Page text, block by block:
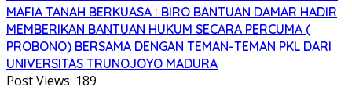
MAFIA TANAH BERKUASA : BIRO BANTUAN DAMAR HADIR
MEMBERIKAN BANTUAN HUKUM SECARA PERCUMA (
PROBONO) BERSAMA DENGAN TEMAN-TEMAN PKL DARI
UNIVERSITAS TRUNOJOYO MADURA
Post Views: 189